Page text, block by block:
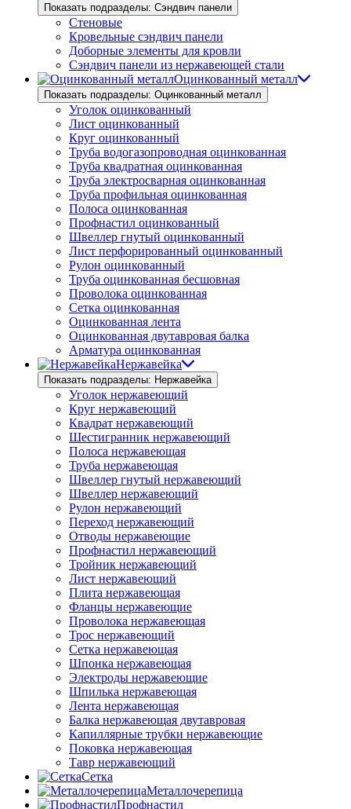
Показать подразделы: Сэндвич панели
Стеновые
Кровельные сэндвич панели
Доборные элементы для кровли
Сэндвич панели из нержавеющей стали
Оцинкованный металл
Показать подразделы: Оцинкованный металл
Уголок оцинкованный
Лист оцинкованный
Круг оцинкованный
Труба водогазопроводная оцинкованная
Труба квадратная оцинкованная
Труба электросварная оцинкованная
Труба профильная оцинкованная
Полоса оцинкованная
Профнастил оцинкованный
Швеллер гнутый оцинкованный
Лист перфорированный оцинкованный
Рулон оцинкованный
Труба оцинкованная бесшовная
Проволока оцинкованная
Сетка оцинкованная
Оцинкованная лента
Оцинкованная двутавровая балка
Арматура оцинкованная
Нержавейка
Показать подразделы: Нержавейка
Уголок нержавеющий
Круг нержавеющий
Квадрат нержавеющий
Шестигранник нержавеющий
Полоса нержавеющая
Труба нержавеющая
Швеллер гнутый нержавеющий
Швеллер нержавеющий
Рулон нержавеющий
Переход нержавеющий
Отводы нержавеющие
Профнастил нержавеющий
Тройник нержавеющий
Лист нержавеющий
Плита нержавеющая
Фланцы нержавеющие
Проволока нержавеющая
Трос нержавеющий
Сетка нержавеющая
Шпонка нержавеющая
Электроды нержавеющие
Шпилька нержавеющая
Лента нержавеющая
Балка нержавеющая двутавровая
Капиллярные трубки нержавеющие
Поковка нержавеющая
Тавр нержавеющий
Сетка
Металлочерепица
Профнастил